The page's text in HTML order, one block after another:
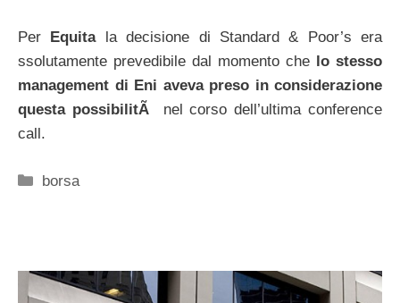
Per Equitala decisione di Standard & Poor’s era
ssolutamente prevedibile dal momento che lo stesso
management di Eni aveva preso in considerazione
questa possibilitÃ
nel corso dell’ultima conference
call.
Categorie
borsa